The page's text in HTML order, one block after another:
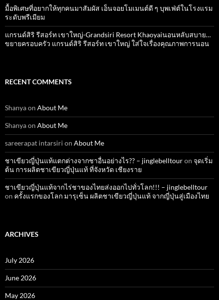
มื้อพิเศษที่อยากให้ทุกคนมาสัมผัส เอ็นจอยโมเมนต์ดี ๆ บุพเฟ่ต์ในโรงแรม
ระดับพรีเมียม
แกรนด์สิริ​ รีสอร์ท​ เขาใหญ่​-Grandsiri​ Resort​ Khaoyaiนอนหลับสบาย…
ขยายครอบครัว แกรนด์สิริ รีสอร์ท เขาใหญ่ ใส่ใจเรื่องคุณภาพการนอน
RECENT COMMENTS
Shanyaon About Me
Shanyaon About Me
sareerapat intarsiri on About Me
ชาเขียวญี่ปุ่นแท้แตกต่างจากชาอื่นอย่างไร?? – jinglebelltouron จุดเริ่ม
ต้น การผลิตชาเขียวญี่ปุ่นแท้ ที่จังหวัด เชียงราย
ชาเขียวญี่ปุ่นแท้จากไร่ชาของไทยส่งออกไปทั่วโลก!!! – jinglebelltour
on ครั้งแรกของโลก มารุเซ็น ผลิตชาเขียวญี่ปุ่นแท้ จากญี่ปุ่นสู่เมืองไทย
ARCHIVES
July 2026
June 2026
May 2026